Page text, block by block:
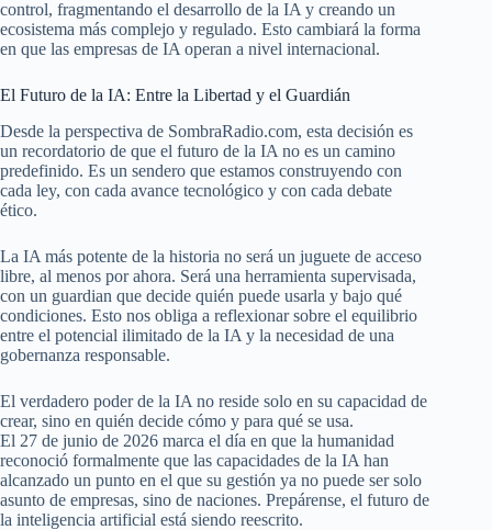
control, fragmentando el desarrollo de la IA y creando un
ecosistema más complejo y regulado. Esto cambiará la forma
en que las empresas de IA operan a nivel internacional.
El Futuro de la IA: Entre la Libertad y el Guardián
Desde la perspectiva de SombraRadio.com, esta decisión es
un recordatorio de que el futuro de la IA no es un camino
predefinido. Es un sendero que estamos construyendo con
cada ley, con cada avance tecnológico y con cada debate
ético.
La IA más potente de la historia no será un juguete de acceso
libre, al menos por ahora. Será una herramienta supervisada,
con un guardian que decide quién puede usarla y bajo qué
condiciones. Esto nos obliga a reflexionar sobre el equilibrio
entre el potencial ilimitado de la IA y la necesidad de una
gobernanza responsable.
El verdadero poder de la IA no reside solo en su capacidad de
crear, sino en quién decide cómo y para qué se usa.
El 27 de junio de 2026 marca el día en que la humanidad
reconoció formalmente que las capacidades de la IA han
alcanzado un punto en el que su gestión ya no puede ser solo
asunto de empresas, sino de naciones. Prepárense, el futuro de
la inteligencia artificial está siendo reescrito.